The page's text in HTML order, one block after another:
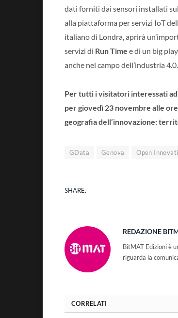
dati forniti dai sensori installati
alla piattaforma per servizi IoT
italiano di Londra, aprirà
servizi di Run Time e di un big
anche nel campo dell’industria 4.0.
Per tutti i visitatori interessati
per giovedì 23 novembre alle
geografia dell’innovazione:
GData Genova Open
SHARE.
REDAZIONE
BitMAT Edizioni è
riguarda la
CORRELATI